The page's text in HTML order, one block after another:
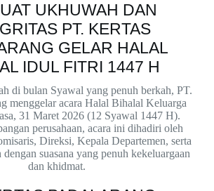
UKHUWAH DAN
PT. KERTAS
GELAR HALAL
IDUL FITRI 1447 H
di bulan Syawal yang penuh berkah, PT.
menggelar acara Halal Bihalal Keluarga
31 Maret 2026 (12 Syawal 1447 H).
perusahaan, acara ini dihadiri oleh
Direksi, Kepala Departemen, serta
suasana yang penuh kekeluargaan
dan khidmat.